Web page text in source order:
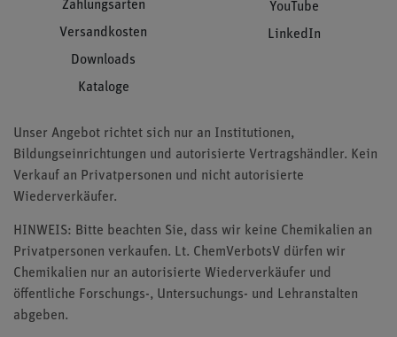
Zahlungsarten
Versandkosten
Downloads
Kataloge
YouTube
LinkedIn
Unser Angebot richtet sich nur an Institutionen,
Bildungseinrichtungen und autorisierte Vertragshändler. Kein
Verkauf an Privatpersonen und nicht autorisierte
Wiederverkäufer.
HINWEIS: Bitte beachten Sie, dass wir keine Chemikalien an
Privatpersonen verkaufen. Lt. ChemVerbotsV dürfen wir
Chemikalien nur an autorisierte Wiederverkäufer und
öffentliche Forschungs-, Untersuchungs- und Lehranstalten
abgeben.